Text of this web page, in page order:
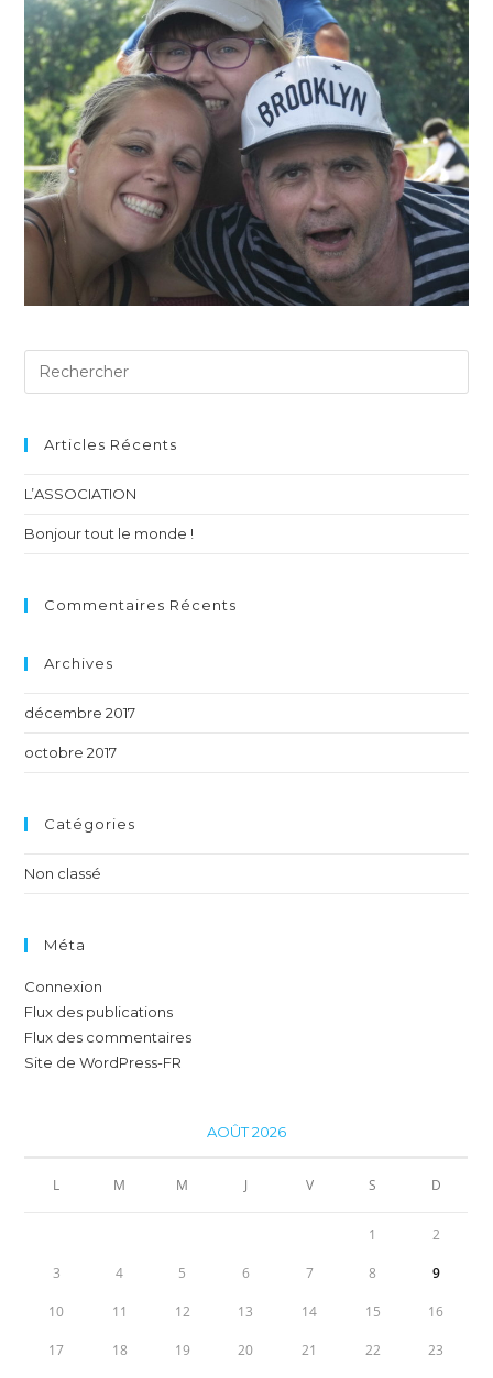
Articles Récents
L’ASSOCIATION
Bonjour tout le monde !
Commentaires Récents
Archives
décembre 2017
octobre 2017
Catégories
Non classé
Méta
Connexion
Flux des publications
Flux des commentaires
Site de WordPress-FR
AOÛT 2026
L M M J V S D
1 2
3 4 5 6 7 8 9
10 11 12 13 14 15 16
17 18 19 20 21 22 23